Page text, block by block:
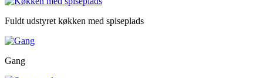
Fuldt udstyret køkken med spiseplads
Gang